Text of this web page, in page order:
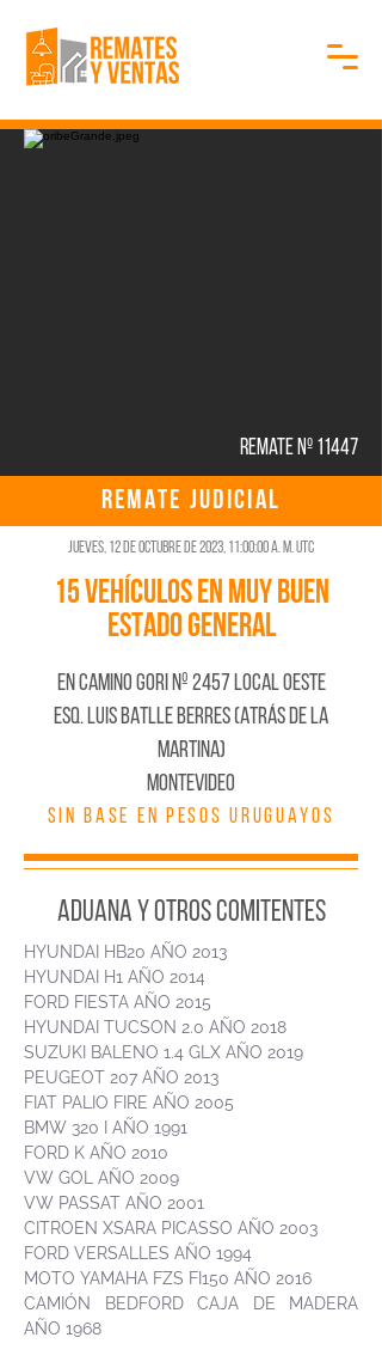
Remate Nº 11447
REMATE JUDICIAL
jueves, 12 de octubre de 2023, 11:00:00 a. m. UTC
15 VEHÍCULOS EN MUY BUEN
ESTADO GENERAL
En CAMINO GORI Nº 2457 LOCAL OESTE
ESQ. LUIS BATLLE BERRES (ATRÁS DE LA
MARTINA)
MONTEVIDEO
SIN BASE EN PESOS URUGUAYOS
ADUANA Y OTROS COMITENTES
HYUNDAI HB20 AÑO 2013
HYUNDAI H1 AÑO 2014
FORD FIESTA AÑO 2015
HYUNDAI TUCSON 2.0 AÑO 2018
SUZUKI BALENO 1.4 GLX AÑO 2019
PEUGEOT 207 AÑO 2013
FIAT PALIO FIRE AÑO 2005
BMW 320 I AÑO 1991
FORD K AÑO 2010
VW GOL AÑO 2009
VW PASSAT AÑO 2001
CITROEN XSARA PICASSO AÑO 2003
FORD VERSALLES AÑO 1994
MOTO YAMAHA FZS FI150 AÑO 2016
CAMIÓN BEDFORD CAJA DE MADERA
AÑO 1968